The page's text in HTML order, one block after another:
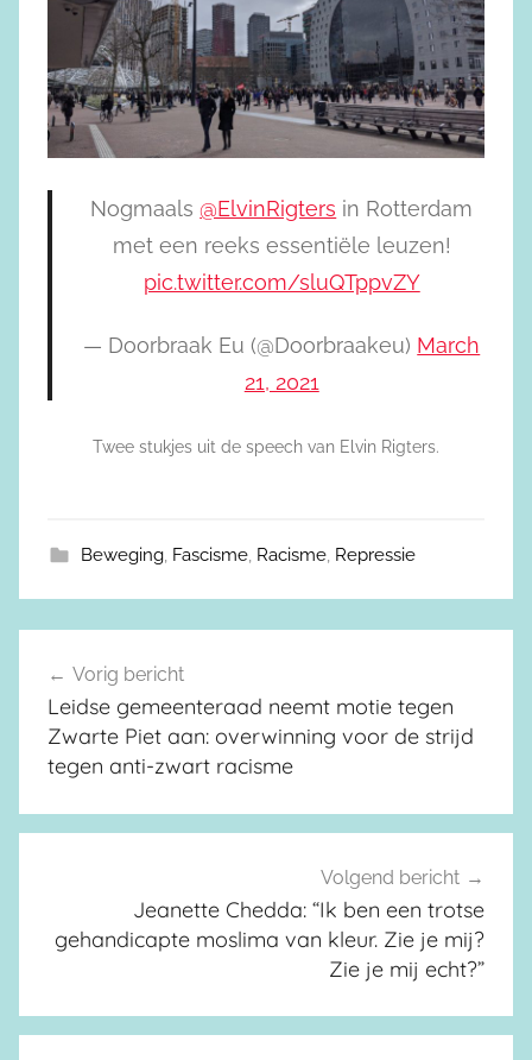
Nogmaals@ElvinRigters in Rotterdam
met een reeks essentiële leuzen!
pic.twitter.com/sluQTppvZY
— Doorbraak Eu (@Doorbraakeu) March
21, 2021
Twee stukjes uit de speech van Elvin Rigters.
Beweging, Fascisme, Racisme, Repressie
Berichtnavigatie
Vorig bericht
Leidse gemeenteraad neemt motie tegen
Zwarte Piet aan: overwinning voor de strijd
tegen anti-zwart racisme
Volgend bericht
Jeanette Chedda: “Ik ben een trotse
gehandicapte moslima van kleur. Zie je mij?
Zie je mij echt?”